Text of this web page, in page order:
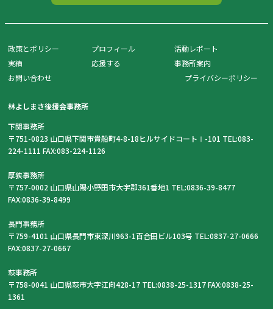
政策とポリシー プロフィール
活動レポート
実績
応援する
事務所案内
お問い合わせ
プライバシーポリシー
林よしまさ後援会事務所
下関事務所
〒751-0823 山口県下関市貴船町4-8-18ヒルサイドコートⅠ-101 TEL:083-
224-1111 FAX:083-224-1126
厚狭事務所
〒757-0002 山口県山陽小野田市大字郡361番地1 TEL:0836-39-8477
FAX:0836-39-8499
長門事務所
〒759-4101 山口県長門市東深川963-1百合田ビル103号 TEL:0837-27-0666
FAX:0837-27-0667
萩事務所
〒758-0041 山口県萩市大字江向428-17 TEL:0838-25-1317 FAX:0838-25-
1361